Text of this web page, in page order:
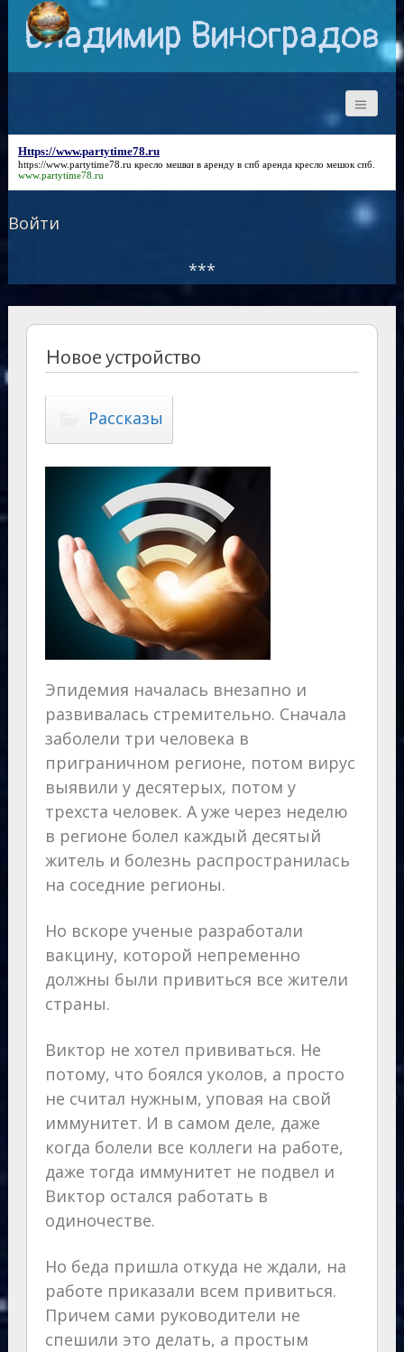
Владимир Виноградов
Https://www.partytime78.ru
https://www.partytime78.ru кресло мешки в аренду в спб аренда кресло мешок спб.
www.partytime78.ru
Войти
***
Новое устройство
Рассказы
Эпидемия началась внезапно и
развивалась стремительно. Сначала
заболели три человека в
приграничном регионе, потом вирус
выявили у десятерых, потом у
трехста человек. А уже через неделю
в регионе болел каждый десятый
житель и болезнь распространилась
на соседние регионы.
Но вскоре ученые разработали
вакцину, которой непременно
должны были привиться все жители
страны.
Виктор не хотел прививаться. Не
потому, что боялся уколов, а просто
не считал нужным, уповая на свой
иммунитет. И в самом деле, даже
когда болели все коллеги на работе,
даже тогда иммунитет не подвел и
Виктор остался работать в
одиночестве.
Но беда пришла откуда не ждали, на
работе приказали всем привиться.
Причем сами руководители не
спешили это делать, а простым